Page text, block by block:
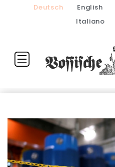
Deutsch English
Italiano